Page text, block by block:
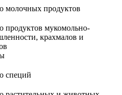
молочных продуктов
продуктов мукомольно-
крахмалов и
специй